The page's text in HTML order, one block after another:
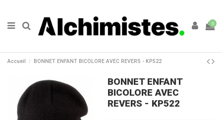
0
Accueil BONNET ENFANT BICOLORE AVEC REVERS - KP522
BONNET ENFANT
BICOLORE AVEC
REVERS - KP522